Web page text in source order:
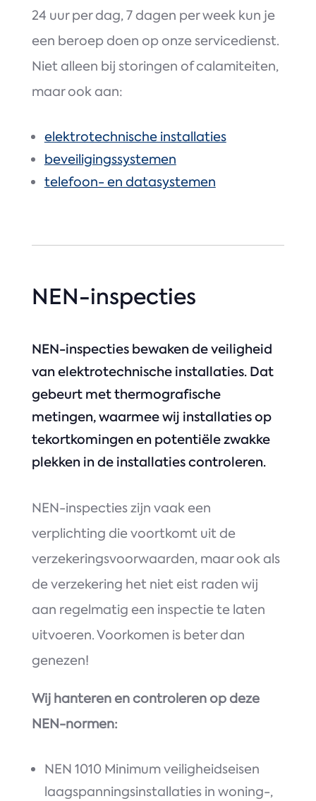
24 uur per dag, 7 dagen per week kun je
een beroep doen op onze servicedienst.
Niet alleen bij storingen of calamiteiten,
maar ook aan:
elektrotechnische installaties
beveiligingssystemen
telefoon- en datasystemen
NEN-inspecties
NEN-inspecties bewaken de veiligheid
van elektrotechnische installaties. Dat
gebeurt met thermografische
metingen, waarmee wij installaties op
tekortkomingen en potentiële zwakke
plekken in de installaties controleren.
NEN-inspecties zijn vaak een
verplichting die voortkomt uit de
verzekeringsvoorwaarden, maar ook als
de verzekering het niet eist raden wij
aan regelmatig een inspectie te laten
uitvoeren. Voorkomen is beter dan
genezen!
Wij hanteren en controleren op deze
NEN-normen:
NEN 1010 Minimum veiligheidseisen
laagspanningsinstallaties in woning-,